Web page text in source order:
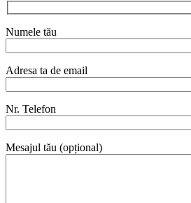
Numele tău
Adresa ta de email
Nr. Telefon
Mesajul tău (opțional)